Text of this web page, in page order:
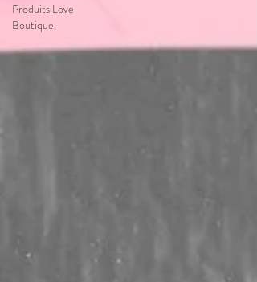
Produits Love
Boutique